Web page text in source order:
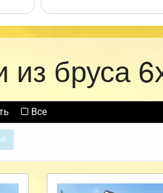
из бруса
Все